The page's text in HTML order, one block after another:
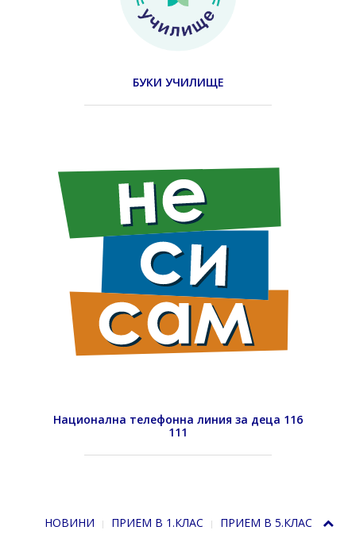
БУКИ УЧИЛИЩЕ
Национална телефонна линия за деца 116
111
НОВИНИ ПРИЕМ В 1.КЛАС ПРИЕМ В 5.КЛАС